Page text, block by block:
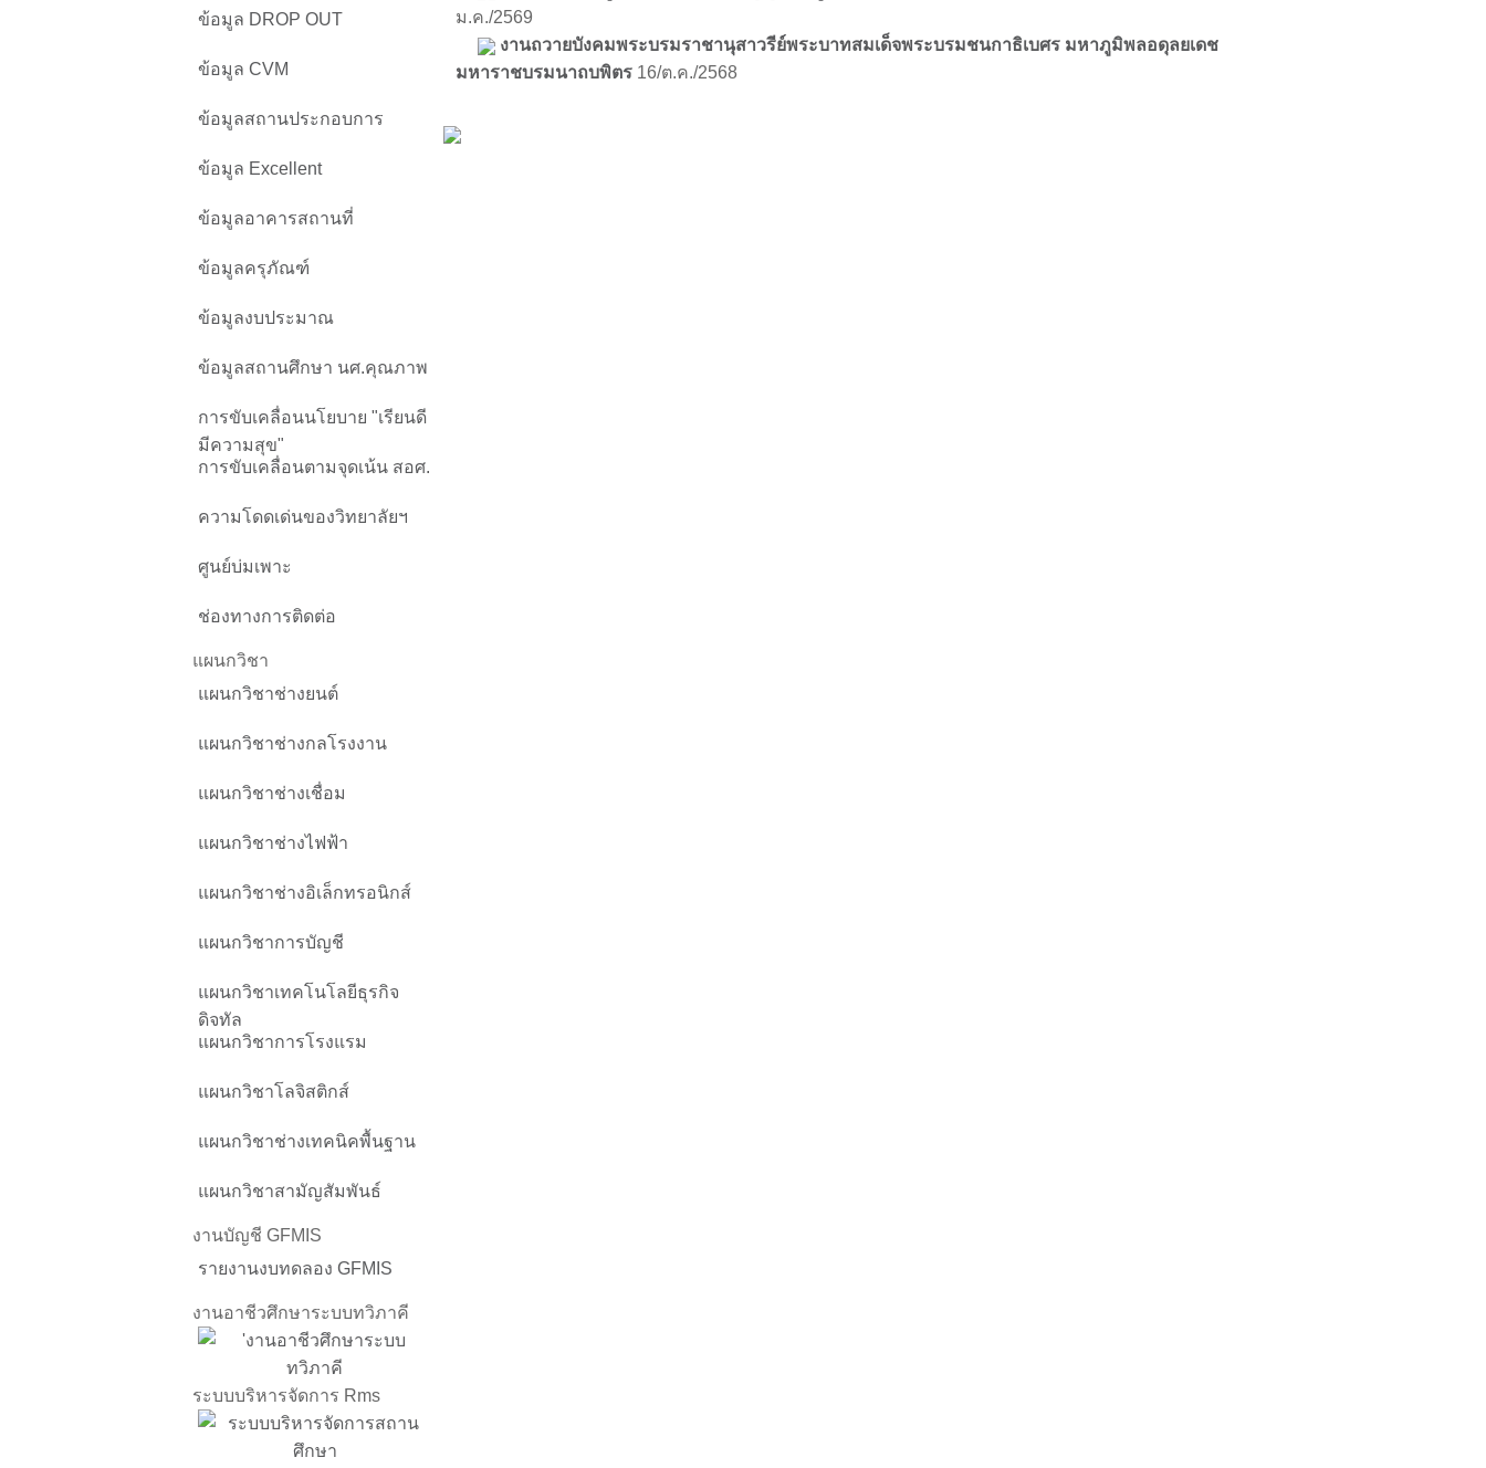
ข้อมูล DROP OUT
ข้อมูล CVM
ข้อมูลสถานประกอบการ
ข้อมูล Excellent
ข้อมูลอาคารสถานที่
ข้อมูลครุภัณฑ์
ข้อมูลงบประมาณ
ข้อมูลสถานศึกษา นศ.คุณภาพ
การขับเคลื่อนนโยบาย "เรียนดี
มีความสุข"
การขับเคลื่อนตามจุดเน้น สอศ.
ความโดดเด่นของวิทยาลัยฯ
ศูนย์บ่มเพาะ
ช่องทางการติดต่อ
แผนกวิชา
แผนกวิชาช่างยนต์
แผนกวิชาช่างกลโรงงาน
แผนกวิชาช่างเชื่อม
แผนกวิชาช่างไฟฟ้า
แผนกวิชาช่างอิเล็กทรอนิกส์
แผนกวิชาการบัญชี
แผนกวิชาเทคโนโลยีธุรกิจ
ดิจทัล
แผนกวิชาการโรงแรม
แผนกวิชาโลจิสติกส์
แผนกวิชาช่างเทคนิคพื้นฐาน
แผนกวิชาสามัญสัมพันธ์
งานบัญชี GFMIS
รายงานงบทดลอง GFMIS
งานอาชีวศึกษาระบบทวิภาคี
ระบบบริหารจัดการ Rms
ม.ค./2569
งานถวายบังคมพระบรมราชานุสาวรีย์พระบาทสมเด็จพระบรมชนกาธิเบศร มหาภูมิพลอดุลยเดช
มหาราชบรมนาถบพิตร 16/ต.ค./2568